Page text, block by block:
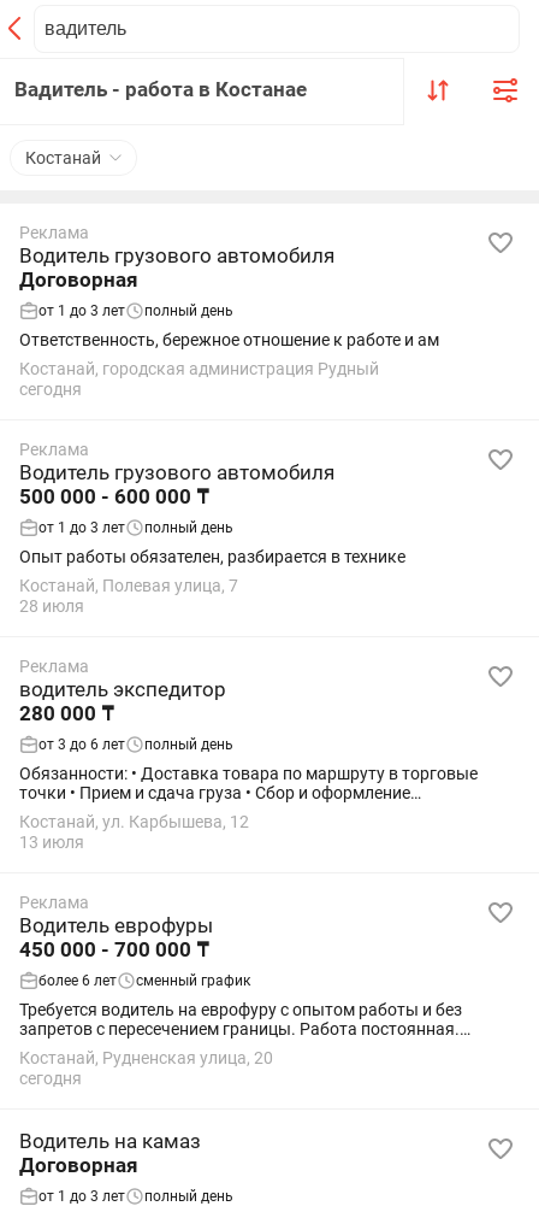
Вадитель - работа в Костанае
Костанай
Реклама
Водитель грузового автомобиля
Договорная
от 1 до 3 лет полный день
Ответственность, бережное отношение к работе и ам
Костанай, городская администрация Рудный
сегодня
Реклама
Водитель грузового автомобиля
500 000 - 600 000 ₸
от 1 до 3 лет полный день
Опыт работы обязателен, разбирается в технике
Костанай, Полевая улица, 7
28 июля
Реклама
водитель экспедитор
280 000 ₸
от 3 до 6 лет полный день
Обязанности: • Доставка товара по маршруту в торговые
точки • Прием и сдача груза • Сбор и оформление
сопроводительных документов по поставкам, обменам и
возвратам • Работа с накладными • Сбор...
Костанай, ул. Карбышева, 12
13 июля
Реклама
Водитель еврофуры
450 000 - 700 000 ₸
более 6 лет сменный график
Требуется водитель на еврофуру с опытом работы и без
запретов с пересечением границы. Работа постоянная.
Условия труда и отдыха хорошие. Остальная информация на
месте. Зп во время. Район стоянки...
Костанай, Рудненская улица, 20
сегодня
Водитель на камаз
Договорная
от 1 до 3 лет полный день